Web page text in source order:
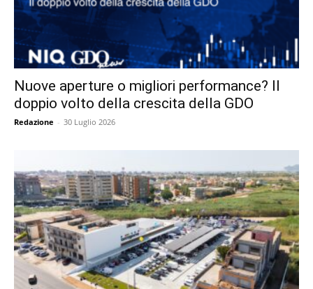
Nuove aperture o migliori performance? Il
doppio volto della crescita della GDO
Redazione - 30 Luglio 2026